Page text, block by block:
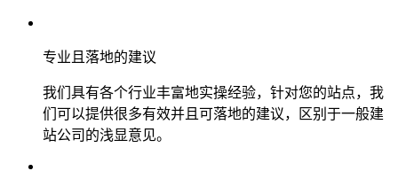
专业且落地的建议
我们具有各个行业丰富地实操经验，针对您的站点，我
们可以提供很多有效并且可落地的建议，区别于一般建
站公司的浅显意见。